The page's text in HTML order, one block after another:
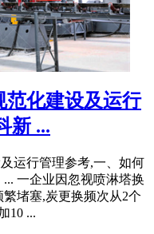
范化建设及运行
新 ...
运行管理参考,一、如何
一企业因忽视喷淋塔换
堵塞,炭更换频次从2个
10 ...